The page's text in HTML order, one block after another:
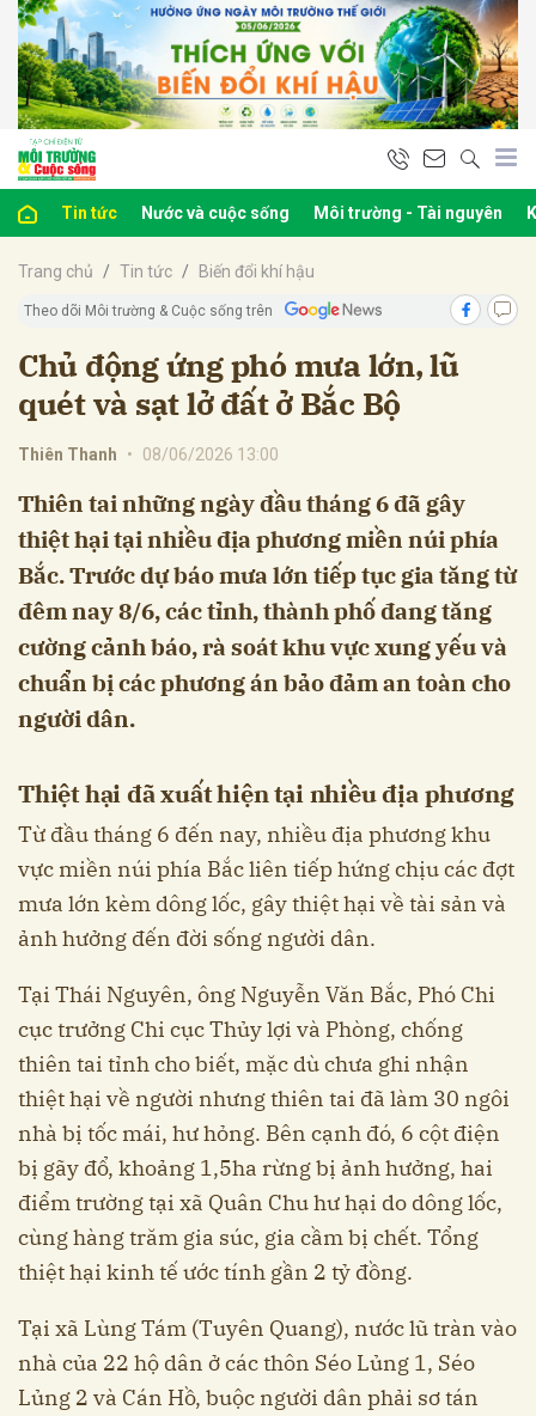
Tin tức Nước và cuộc sống Môi trường - Tài nguyên
Trang chủ Tin tức Biến đổi khí hậu
Theo dõi Môi trường & Cuộc sống trên
Chủ động ứng phó mưa lớn, lũ
quét và sạt lở đất ở Bắc Bộ
Thiên Thanh • 08/06/2026 13:00
Thiên tai những ngày đầu tháng 6 đã gây
thiệt hại tại nhiều địa phương miền núi phía
Bắc. Trước dự báo mưa lớn tiếp tục gia tăng từ
đêm nay 8/6, các tỉnh, thành phố đang tăng
cường cảnh báo, rà soát khu vực xung yếu và
chuẩn bị các phương án bảo đảm an toàn cho
người dân.
Thiệt hại đã xuất hiện tại nhiều địa phương
Từ đầu tháng 6 đến nay, nhiều địa phương khu
vực miền núi phía Bắc liên tiếp hứng chịu các đợt
mưa lớn kèm dông lốc, gây thiệt hại về tài sản và
ảnh hưởng đến đời sống người dân.
Tại Thái Nguyên, ông Nguyễn Văn Bắc, Phó Chi
cục trưởng Chi cục Thủy lợi và Phòng, chống
thiên tai tỉnh cho biết, mặc dù chưa ghi nhận
thiệt hại về người nhưng thiên tai đã làm 30 ngôi
nhà bị tốc mái, hư hỏng. Bên cạnh đó, 6 cột điện
bị gãy đổ, khoảng 1,5ha rừng bị ảnh hưởng, hai
điểm trường tại xã Quân Chu hư hại do dông lốc,
cùng hàng trăm gia súc, gia cầm bị chết. Tổng
thiệt hại kinh tế ước tính gần 2 tỷ đồng.
Tại xã Lùng Tám (Tuyên Quang), nước lũ tràn vào
nhà của 22 hộ dân ở các thôn Séo Lủng 1, Séo
Lủng 2 và Cán Hồ, buộc người dân phải sơ tán
luận